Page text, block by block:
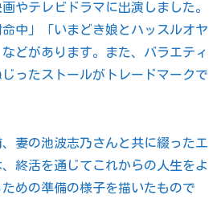
やテレビドラマに出演しました。
中」「いまどき娘とハッスルオヤ
どがあります。また、バラエティ
ったストールがトレードマークで
妻の池波志乃さんと共に綴ったエ
終活を通じてこれからの人生をよ
めの準備の様子を描いたもので